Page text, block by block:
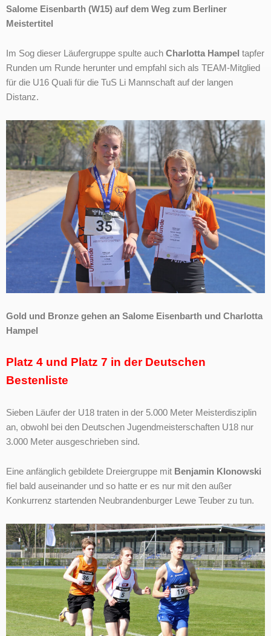
Salome Eisenbarth (W15) auf dem Weg zum Berliner
Meistertitel
Im Sog dieser Läufergruppe spulte auch Charlotta Hampel tapfer
Runden um Runde herunter und empfahl sich als TEAM-Mitglied
für die U16 Quali für die TuS Li Mannschaft auf der langen
Distanz.
Gold und Bronze gehen an Salome Eisenbarth und Charlotta
Hampel
Platz 4 und Platz 7 in der Deutschen
Bestenliste
Sieben Läufer der U18 traten in der 5.000 Meter Meisterdisziplin
an, obwohl bei den Deutschen Jugendmeisterschaften U18 nur
3.000 Meter ausgeschrieben sind.
Eine anfänglich gebildete Dreiergruppe mit Benjamin Klonowski
fiel bald auseinander und so hatte er es nur mit den außer
Konkurrenz startenden Neubrandenburger Lewe Teuber zu tun.